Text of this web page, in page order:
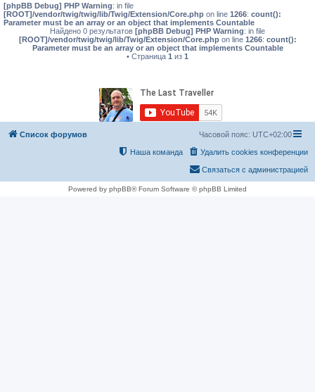
[phpBB Debug] PHP Warning: in file
[ROOT]/vendor/twig/twig/lib/Twig/Extension/Core.php on line 1266: count():
Parameter must be an array or an object that implements Countable
Найдено 0 результатов [phpBB Debug] PHP Warning: in file
[ROOT]/vendor/twig/twig/lib/Twig/Extension/Core.phpon line 1266: count():
Parameter must be an array or an object that implements Countable
• Страница 1 из 1
Список форумов Часовой пояс: UTC+02:00
Удалить cookies конференции
Наша команда
Связаться с администрацией
Powered by phpBB® Forum Software © phpBB Limited